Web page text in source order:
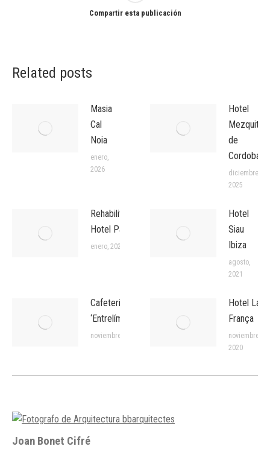
Compartir esta publicación
Related posts
Masia
Cal
Noia
enero,
2026
Hotel
Mezquita
de
Cordoba
diciembre,
2025
Rehabilitación
Hotel Parque
enero, 2022
Hotel
Siau
Ibiza
agosto,
2021
Cafetería
‘Entrelímites’
noviembre, 2020
Hotel La
França
noviembre,
2020
Joan Bonet Cifré